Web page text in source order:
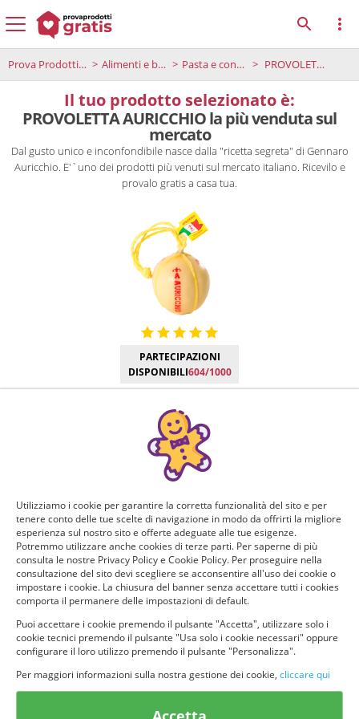
Prova Prodotti Gratis Alimenti e bevande Pasta e condimenti PROVOLETTA AURICCHIO la più venduta sul mercato
Il tuo prodotto selezionato è:
PROVOLETTA AURICCHIO la più venduta sul
mercato
Dal gusto unico e inconfondibile nasce dalla "ricetta segreta" di Gennaro
Auricchio. E'`uno dei prodotti più venuti sul mercato italiano. Ricevilo e
provalo gratis a casa tua.
PARTECIPAZIONI
DISPONIBILI604/1000
Manca poco!
Puoi ricevere GRATIS questo nuovo prodotto, provarlo e
consigliarlo ad altri utenti. Per determinare se hai tutti i
requisiti per poter ricevere il prodotto da te selezionato e
testarlo, rispondi a questo breve questionario.
Domanda 1 di 4:
Per quante persone fai la spesa? Quanti siete in casa?
Solo io 2 persone
3 o più persone
Utilizziamo i cookie per garantire la corretta funzionalità del sito e per
tenere conto delle tue scelte di navigazione in modo da offrirti la migliore
esperienza sul nostro sito e offerte adeguate alle tue esigenze.
Potremmo utilizzare anche cookies di terze parti. Per saperne di più
consulta le nostre Privacy Policy e Cookie Policy. Per proseguire nella
consultazione del sito devi scegliere se acconsentire all'uso dei cookie o
impostare i cookie. La chiusura del banner senza accettare tutti i cookies
comporta il permanere delle impostazioni di default.
Puoi accettare i cookie premendo il pulsante "Accetta", utilizzare solo i
cookie tecnici premendo il pulsante "Usa solo i cookie necessari" oppure
configurare il loro utilizzo premendo il pulsante "Personalizza".
Per maggiori informazioni sulla nostra gestione dei cookie, cliccare qui